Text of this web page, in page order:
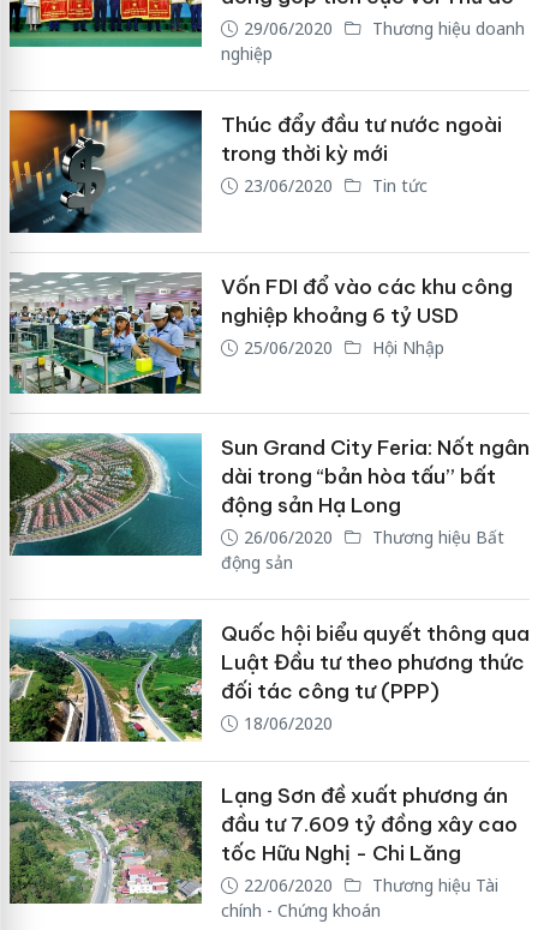
29/06/2020
Thương hiệu doanh
nghiệp
Thúc đẩy đầu tư nước ngoài
trong thời kỳ mới
23/06/2020 Tin tức
Vốn FDI đổ vào các khu công
nghiệp khoảng 6 tỷ USD
25/06/2020 Hội Nhập
Sun Grand City Feria: Nốt ngân
dài trong “bản hòa tấu” bất
động sản Hạ Long
26/06/2020
Thương hiệu Bất
động sản
Quốc hội biểu quyết thông qua
Luật Đầu tư theo phương thức
đối tác công tư (PPP)
18/06/2020
Lạng Sơn đề xuất phương án
đầu tư 7.609 tỷ đồng xây cao
tốc Hữu Nghị - Chi Lăng
22/06/2020
Thương hiệu Tài
chính - Chứng khoán